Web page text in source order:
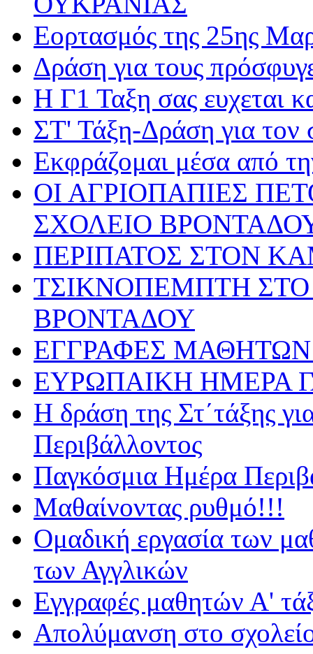
Εορτασμός της 25ης
Δράση για τους
Η Γ1 Ταξη σας ευχεται
ΣΤ' Τάξη-Δράση για τον
Εκφράζομαι μέσα από
ΟΙ ΑΓΡΙΟΠΑΠΙΕΣ
ΣΧΟΛΕΙΟ
ΠΕΡΙΠΑΤΟΣ ΣΤΟΝ
ΤΣΙΚΝΟΠΕΜΠΤΗ ΣΤΟ
ΒΡΟΝΤΑΔΟΥ
ΕΓΓΡΑΦΕΣ ΜΑΘΗΤΩΝ
ΕΥΡΩΠΑΙΚΗ ΗΜΕΡΑ
Η δράση της Στ΄τάξης
Περιβάλλοντος
Παγκόσμια Ημέρα
Μαθαίνοντας ρυθμό!!!
Ομαδική εργασία των
των Αγγλικών
Εγγραφές μαθητών Α'
Απολύμανση στο